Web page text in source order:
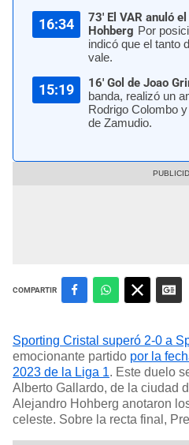
16:34
73' El VAR anuló
Hohberg Por
indicó que el tanto
vale.
15:19 16' Gol de Joao
banda, realizó un
Rodrigo Colombo
de Zamudio.
COMPARTIR
Sporting Cristal superó 2-0 a
emocionante partido por la
2023 de la Liga 1. Este duelo
Alberto Gallardo, de la ciudad
Alejandro Hohberg anotaron
celeste. Sobre la recta final,